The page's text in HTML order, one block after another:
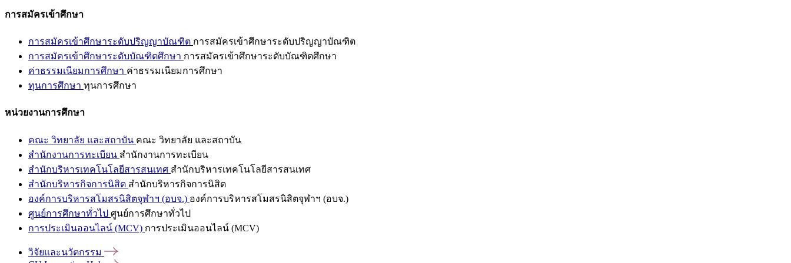
การสมัครเข้าศึกษา
การสมัครเข้าศึกษาระดับปริญญาบัณฑิต การสมัครเข้าศึกษาระดับปริญญาบัณฑิต
การสมัครเข้าศึกษาระดับบัณฑิตศึกษา การสมัครเข้าศึกษาระดับบัณฑิตศึกษา
ค่าธรรมเนียมการศึกษา ค่าธรรมเนียมการศึกษา
ทุนการศึกษา ทุนการศึกษา
หน่วยงานการศึกษา
คณะ วิทยาลัย และสถาบัน คณะ วิทยาลัย และสถาบัน
สำนักงานการทะเบียน สำนักงานการทะเบียน
สำนักบริหารเทคโนโลยีสารสนเทศ สำนักบริหารเทคโนโลยีสารสนเทศ
สำนักบริหารกิจการนิสิต สำนักบริหารกิจการนิสิต
องค์การบริหารสโมสรนิสิตจุฬาฯ (อบจ.) องค์การบริหารสโมสรนิสิตจุฬาฯ (อบจ.)
ศูนย์การศึกษาทั่วไป ศูนย์การศึกษาทั่วไป
การประเมินออนไลน์ (MCV) การประเมินออนไลน์ (MCV)
วิจัยและนวัตกรรม